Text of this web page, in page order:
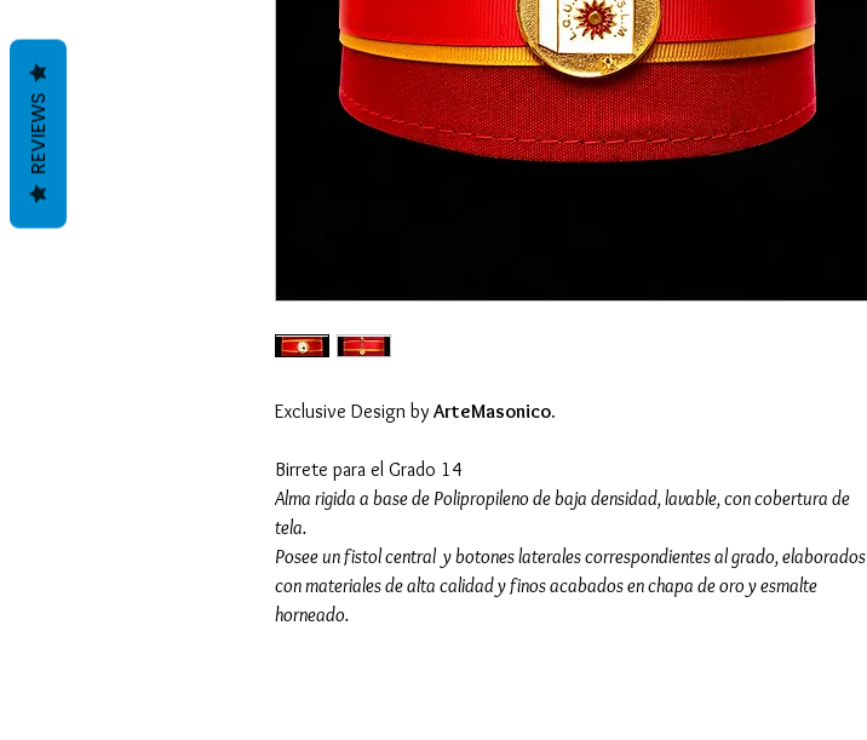
Exclusive Design by ArteMasonico.
Birrete para el Grado 14
Alma rigida a base de Polipropileno de baja densidad, lavable, con cobertura de
tela.
Posee un fistol central y botones laterales correspondientes al grado, elaborados
con materiales de alta calidad y finos acabados en chapa de oro y esmalte
horneado.
REVIEWS